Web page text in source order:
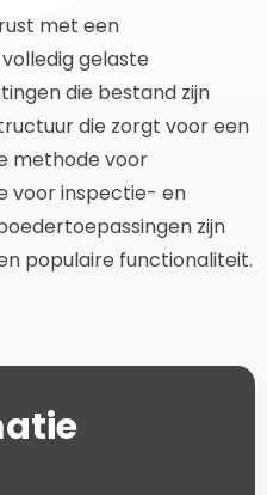
met een
gelaste
die bestand zijn
die zorgt voor een
methode voor
voor inspectie- en
zijn
populaire functionaliteit.